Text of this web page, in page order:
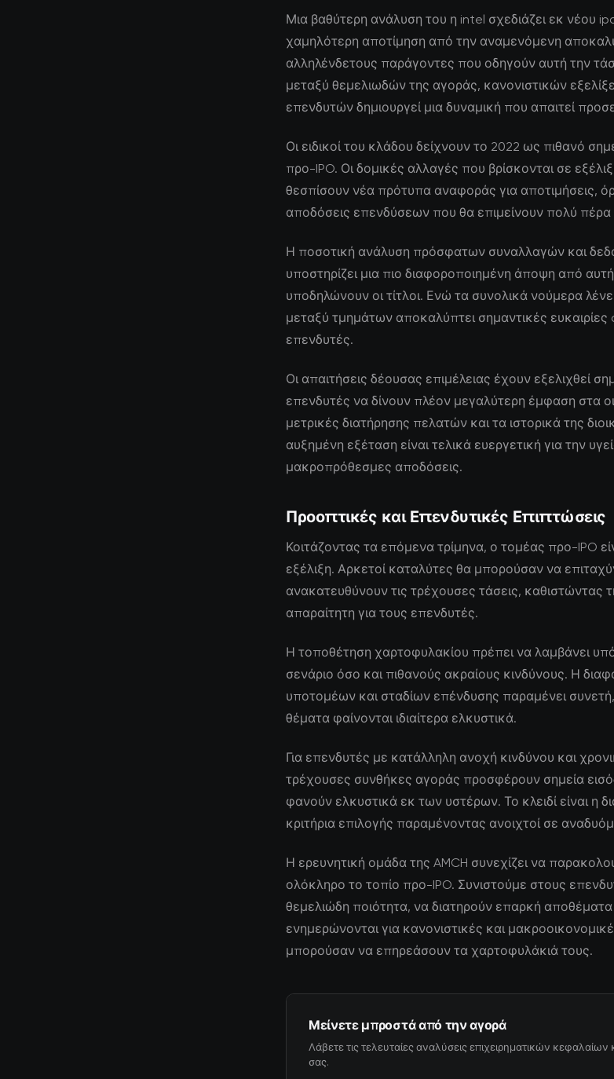
Μια βαθύτερη ανάλυση του η intel σχεδιάζει εκ νέου
χαμηλότερη αποτίμηση από την αναμενόμενη
αλληλένδετους παράγοντες που οδηγούν αυτή την
μεταξύ θεμελιωδών της αγοράς, κανονιστικών
επενδυτών δημιουργεί μια δυναμική που απαιτεί
Οι ειδικοί του κλάδου δείχνουν το 2022 ως πιθανό
προ-IPO. Οι δομικές αλλαγές που βρίσκονται σε
θεσπίσουν νέα πρότυπα αναφοράς για αποτιμήσεις,
αποδόσεις επενδύσεων που θα επιμείνουν πολύ
Η ποσοτική ανάλυση πρόσφατων συναλλαγών και
υποστηρίζει μια πιο διαφοροποιημένη άποψη από
υποδηλώνουν οι τίτλοι. Ενώ τα συνολικά νούμερα
μεταξύ τμημάτων αποκαλύπτει σημαντικές
επενδυτές.
Οι απαιτήσεις δέουσας επιμέλειας έχουν εξελιχθεί
επενδυτές να δίνουν πλέον μεγαλύτερη έμφαση στα
μετρικές διατήρησης πελατών και τα ιστορικά της
αυξημένη εξέταση είναι τελικά ευεργετική για την
μακροπρόθεσμες αποδόσεις.
Προοπτικές και Επενδυτικές Επιπτώσεις
Κοιτάζοντας τα επόμενα τρίμηνα, ο τομέας προ-IPO
εξέλιξη. Αρκετοί καταλύτες θα μπορούσαν να
ανακατευθύνουν τις τρέχουσες τάσεις,
απαραίτητη για τους επενδυτές.
Η τοποθέτηση χαρτοφυλακίου πρέπει να λαμβάνει
σενάριο όσο και πιθανούς ακραίους κινδύνους. Η
υποτομέων και σταδίων επένδυσης παραμένει
θέματα φαίνονται ιδιαίτερα ελκυστικά.
Για επενδυτές με κατάλληλη ανοχή κινδύνου και
τρέχουσες συνθήκες αγοράς προσφέρουν σημεία
φανούν ελκυστικά εκ των υστέρων. Το κλειδί είναι η
κριτήρια επιλογής παραμένοντας ανοιχτοί σε
Η ερευνητική ομάδα της AMCH συνεχίζει να
ολόκληρο το τοπίο προ-IPO. Συνιστούμε στους
θεμελιώδη ποιότητα, να διατηρούν επαρκή
ενημερώνονται για κανονιστικές και
μπορούσαν να επηρεάσουν τα χαρτοφυλάκιά τους.
Μείνετε μπροστά από την αγορά
Λάβετε τις τελευταίες αναλύσεις επιχειρηματικών
σας.